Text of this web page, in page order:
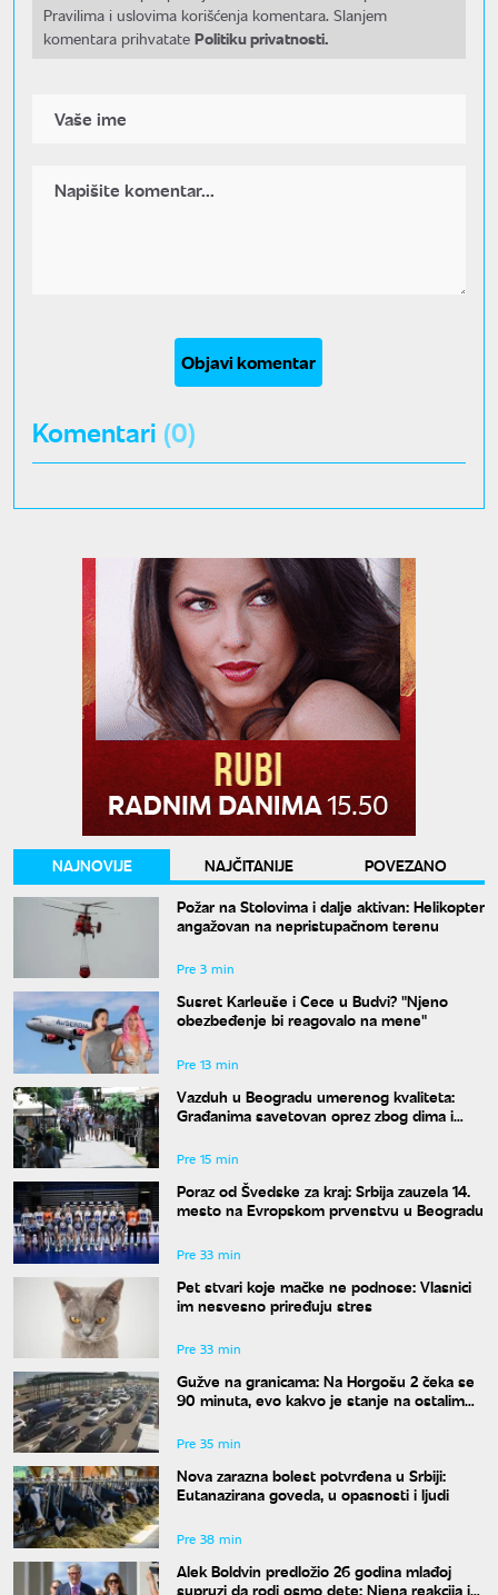
Pravilima i uslovima korišćenja komentara. Slanjem
komentara prihvatate Politiku privatnosti.
Objavi komentar
Komentari (0)
NAJNOVIJE NAJČITANIJE
POVEZANO
Požar na Stolovima i dalje aktivan: Helikopter
angažovan na nepristupačnom terenu
Pre 3 min
Susret Karleuše i Cece u Budvi? "Njeno
obezbeđenje bi reagovalo na mene"
Pre 13 min
Vazduh u Beogradu umerenog kvaliteta:
Građanima savetovan oprez zbog dima i
Pre 15 min
Poraz od Švedske za kraj: Srbija zauzela 14.
mesto na Evropskom prvenstvu u Beogradu
Pre 33 min
Pet stvari koje mačke ne podnose: Vlasnici
im nesvesno priređuju stres
Pre 33 min
Gužve na granicama: Na Horgošu 2 čeka se
90 minuta, evo kakvo je stanje na ostalim
Pre 35 min
Nova zarazna bolest potvrđena u Srbiji:
Eutanazirana goveda, u opasnosti i ljudi
Pre 38 min
Alek Boldvin predložio 26 godina mlađoj
supruzi da rodi osmo dete: Njena reakcija je